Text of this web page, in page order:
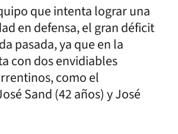
que intenta lograr una
en defensa, el gran déficit
pasada, ya que en la
con dos envidiables
como el
Sand (42 años) y José